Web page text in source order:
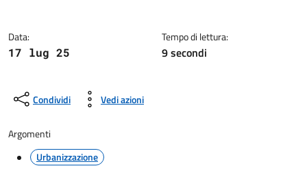
Data:
17 lug 25
Tempo di lettura:
9 secondi
Condividi Vedi azioni
Argomenti
Urbanizzazione